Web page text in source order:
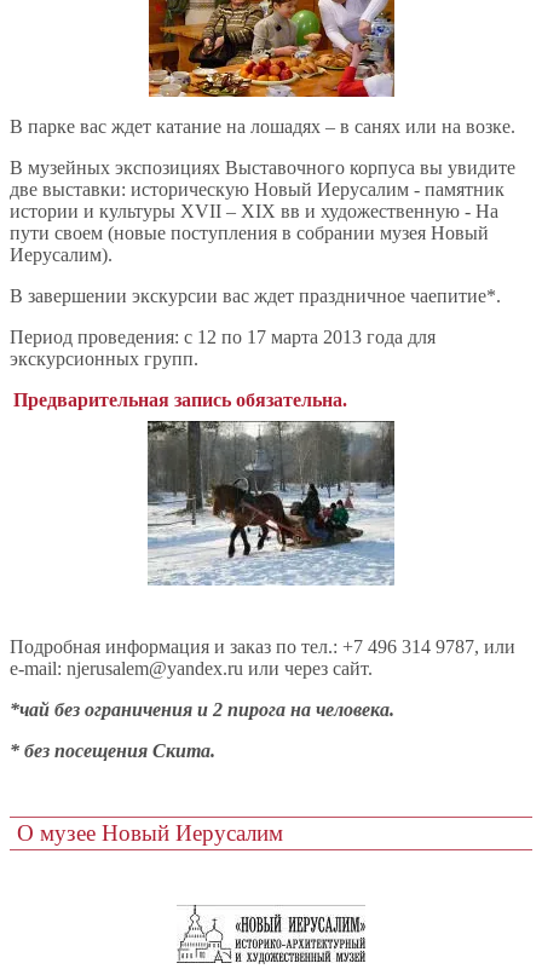
В парке вас ждет катание на лошадях – в санях или на возке.
В музейных экспозициях Выставочного корпуса вы увидите
две выставки: историческую Новый Иерусалим - памятник
истории и культуры XVII – XIX вв и художественную - На
пути своем (новые поступления в собрании музея Новый
Иерусалим).
В завершении экскурсии вас ждет праздничное чаепитие*.
Период проведения: с 12 по 17 марта 2013 года для
экскурсионных групп.
Предварительная запись обязательна.
Подробная информация и заказ по тел.: +7 496 314 9787, или
e-mail: njerusalem@yandex.ru или через сайт.
*чай без ограничения и 2 пирога на человека.
* без посещения Скита.
О музее Новый Иерусалим